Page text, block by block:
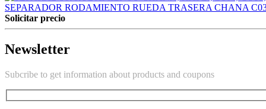
SEPARADOR RODAMIENTO RUEDA TRASERA CHANA
Solicitar precio
Newsletter
Subcribe to get information about products and coupons